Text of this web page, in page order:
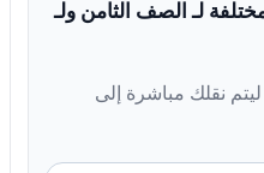
لـ الصف الثامن ولـ
نقلك مباشرة إلى